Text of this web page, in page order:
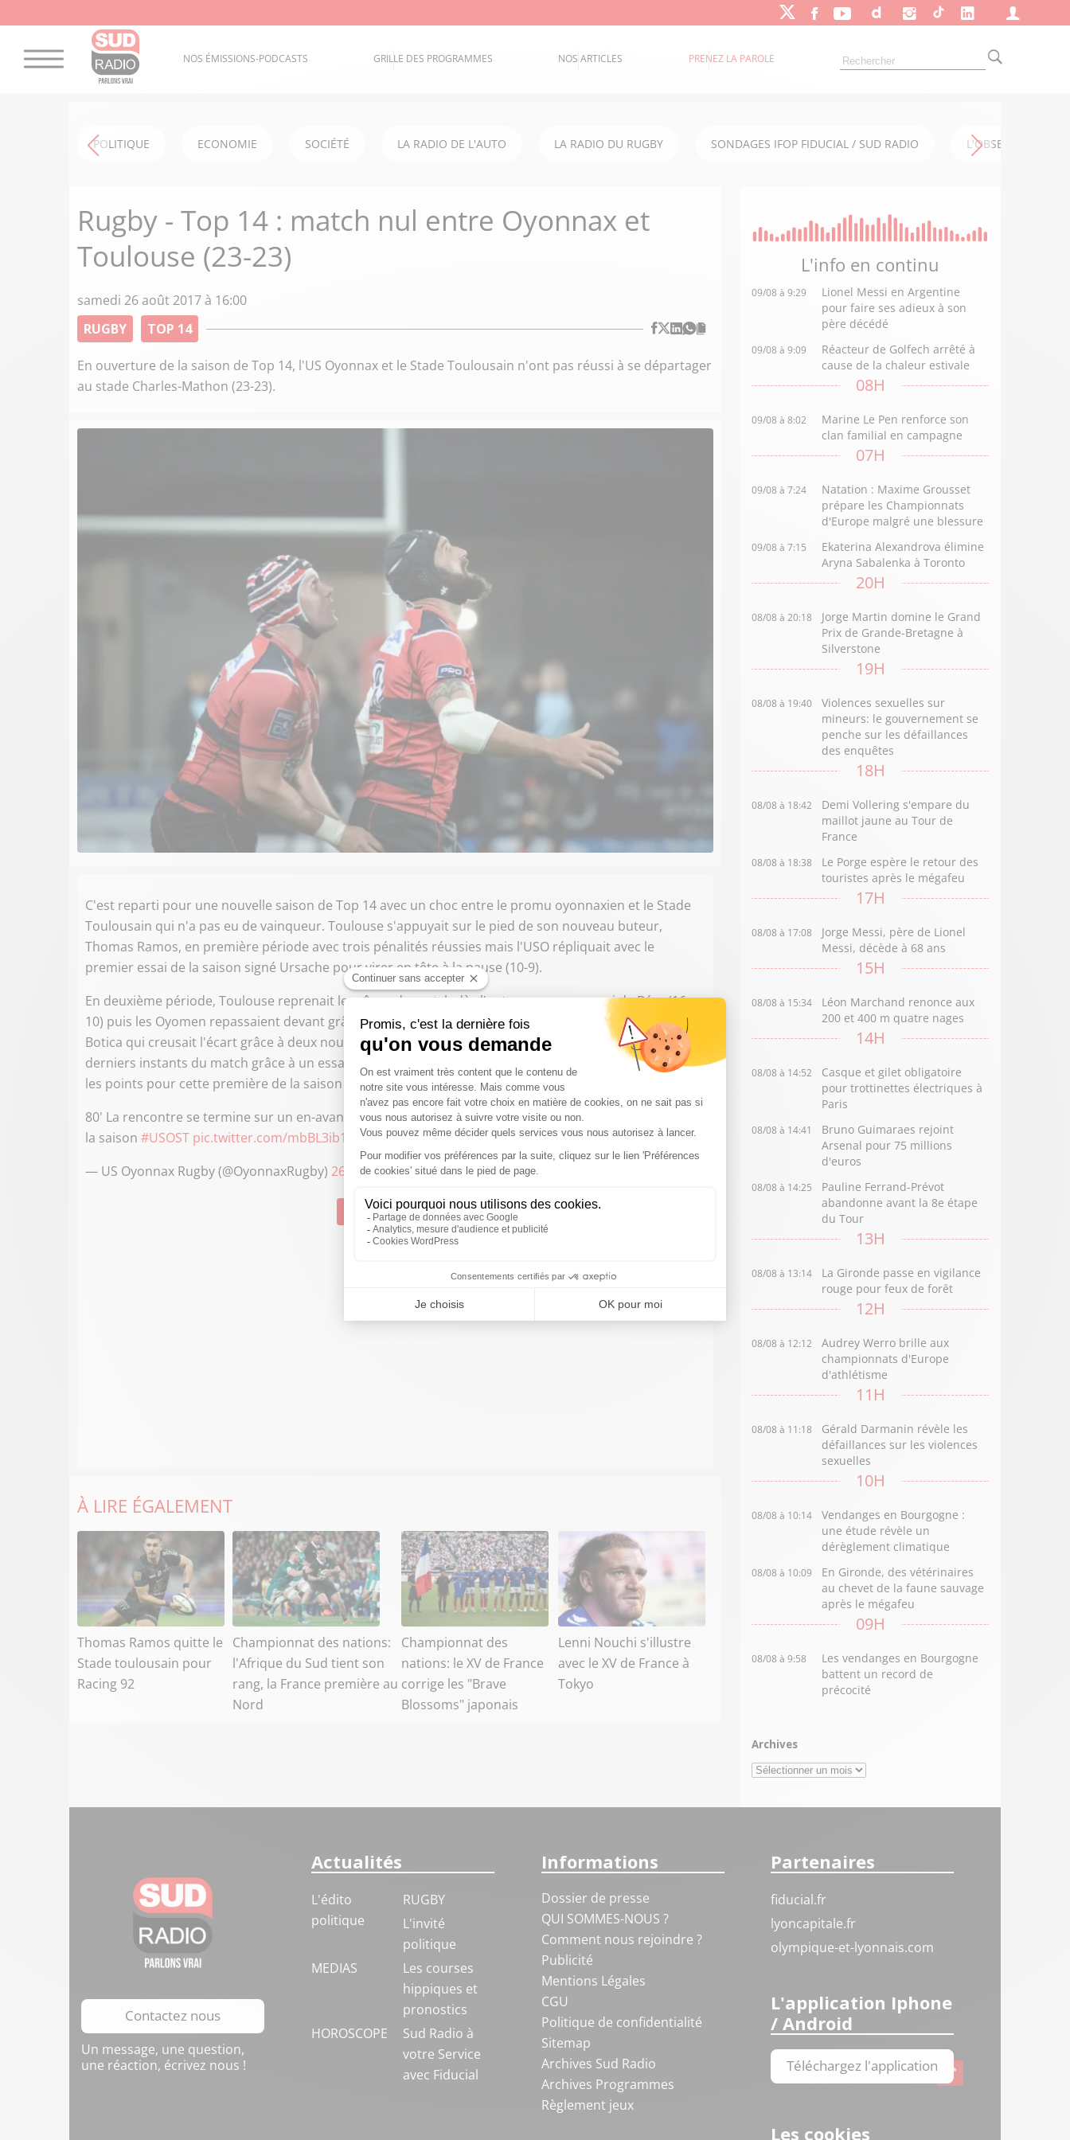
NOS ÉMISSIONS-PODCASTS GRILLE DES PROGRAMMES NOS ARTICLES PRENEZ LA PAROLE
POLITIQUE ECONOMIE SOCIÉTÉ LA RADIO DE L'AUTO LA RADIO DU RUGBY SONDAGES IFOP FIDUCIAL / SUD RADIO L'OBSERVATOIRE
Rugby - Top 14 : match nul entre Oyonnax et
Toulouse (23-23)
samedi 26 août 2017 à 16:00
RUGBY
TOP 14
En ouverture de la saison de Top 14, l'US Oyonnax et le Stade Toulousain n'ont pas réussi à se départager
au stade Charles-Mathon (23-23).
C'est reparti pour une nouvelle saison de Top 14 avec un choc entre le promu oyonnaxien et le Stade
Toulousain qui n'a pas eu de vainqueur. Toulouse s'appuyait sur le pied de son nouveau buteur,
Thomas Ramos, en première période avec trois pénalités réussies mais l'USO répliquait avec le
premier essai de la saison signé Ursache pour virer en tête à la pause (10-9).
En deuxième période, Toulouse reprenait les rênes du match dès l'entame avec un essai de Bézy (16-
10) puis les Oyomen repassaient devant grâce à un deuxième essai signé Botica (17-16). Ce même Ben
Botica qui creusait l'écart grâce à deux nouvelles pénalités (23-16) mais Toulouse revenait dans les
derniers instants du match grâce à un essai de Kolbe (23-23). Les deux équipes se partageaient donc
les points pour cette première de la saison en Top 14.
80' La rencontre se termine sur un en-avant, 23-23, un nul face au@StadeToulousain
la saison #USOST pic.twitter.com/mbBL3ib1CI
— US Oyonnax Rugby (@OyonnaxRugby) 26 août 2017
Suivre Sud Radio
À LIRE ÉGALEMENT
Thomas Ramos quitte le
Stade toulousain pour
Racing 92
Championnat des nations:
l'Afrique du Sud tient son
rang, la France première au
Nord
Championnat des
nations: le XV de France
corrige les "Brave
Blossoms" japonais
Lenni Nouchi s'illustre
avec le XV de France à
Tokyo
L'info en continu
09/08 à 9:29
Lionel Messi en Argentine
pour faire ses adieux à son
père décédé
09/08 à 9:09
Réacteur de Golfech arrêté à
cause de la chaleur estivale
08H
09/08 à 8:02
Marine Le Pen renforce son
clan familial en campagne
07H
09/08 à 7:24
Natation : Maxime Grousset
prépare les Championnats
d'Europe malgré une blessure
09/08 à 7:15
Ekaterina Alexandrova élimine
Aryna Sabalenka à Toronto
20H
08/08 à 20:18
Jorge Martin domine le Grand
Prix de Grande-Bretagne à
Silverstone
19H
08/08 à 19:40
Violences sexuelles sur
mineurs: le gouvernement se
penche sur les défaillances
des enquêtes
18H
08/08 à 18:42
Demi Vollering s'empare du
maillot jaune au Tour de
France
08/08 à 18:38
Le Porge espère le retour des
touristes après le mégafeu
17H
08/08 à 17:08
Jorge Messi, père de Lionel
Messi, décède à 68 ans
15H
08/08 à 15:34
Léon Marchand renonce aux
200 et 400 m quatre nages
14H
08/08 à 14:52
Casque et gilet obligatoire
pour trottinettes électriques à
Paris
08/08 à 14:41
Bruno Guimaraes rejoint
Arsenal pour 75 millions
d'euros
08/08 à 14:25
Pauline Ferrand-Prévot
abandonne avant la 8e étape
du Tour
13H
08/08 à 13:14
La Gironde passe en vigilance
rouge pour feux de forêt
12H
08/08 à 12:12
Audrey Werro brille aux
championnats d'Europe
d'athlétisme
11H
08/08 à 11:18
Gérald Darmanin révèle les
défaillances sur les violences
sexuelles
10H
08/08 à 10:14
Vendanges en Bourgogne :
une étude révèle un
dérèglement climatique
08/08 à 10:09
En Gironde, des vétérinaires
au chevet de la faune sauvage
après le mégafeu
09H
08/08 à 9:58
Les vendanges en Bourgogne
battent un record de
précocité
Archives
Archives
Contactez nous
Un message, une question,
une réaction, écrivez nous !
Actualités
L'édito
politique
RUGBY
L'invité
politique
MEDIAS
Les courses
hippiques et
pronostics
HOROSCOPE
Sud Radio à
votre Service
avec Fiducial
Informations
Dossier de presse
QUI SOMMES-NOUS ?
Comment nous rejoindre ?
Publicité
Mentions Légales
CGU
Politique de confidentialité
Sitemap
Archives Sud Radio
Archives Programmes
Règlement jeux
Partenaires
fiducial.fr
lyoncapitale.fr
olympique-et-lyonnais.com
L'application Iphone
/ Android
Téléchargez l'application
Les cookies